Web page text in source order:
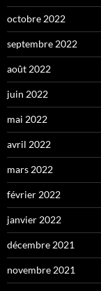
octobre 2022
septembre 2022
août 2022
juin 2022
mai 2022
avril 2022
mars 2022
février 2022
janvier 2022
décembre 2021
novembre 2021